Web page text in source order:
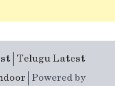
| Telugu Latest
| Powered by